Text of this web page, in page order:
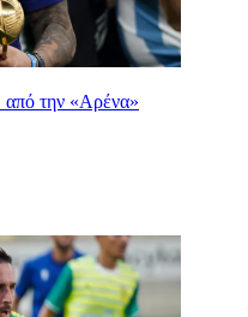
από την «Αρένα»